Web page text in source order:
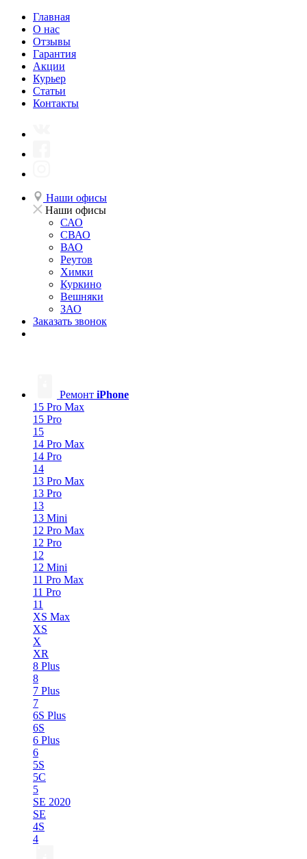
Главная
О нас
Отзывы
Гарантия
Акции
Курьер
Статьи
Контакты
Наши офисы
Наши офисы
САО
СВАО
ВАО
Реутов
Химки
Куркино
Вешняки
ЗАО
Заказать звонок
Ремонт iPhone
15 Pro Max
15 Pro
15
14 Pro Max
14 Pro
14
13 Pro Max
13 Pro
13
13 Mini
12 Pro Max
12 Pro
12
12 Mini
11 Pro Max
11 Pro
11
XS Max
XS
X
XR
8 Plus
8
7 Plus
7
6S Plus
6S
6 Plus
6
5S
5C
5
SE 2020
SE
4S
4